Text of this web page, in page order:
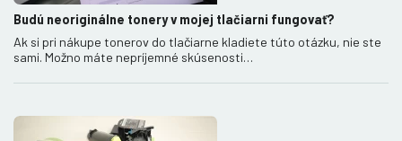
Budú neoriginálne tonery v mojej tlačiarni fungovať?
Ak si pri nákupe tonerov do tlačiarne kladiete túto otázku, nie ste
sami. Možno máte nepríjemné skúsenosti…